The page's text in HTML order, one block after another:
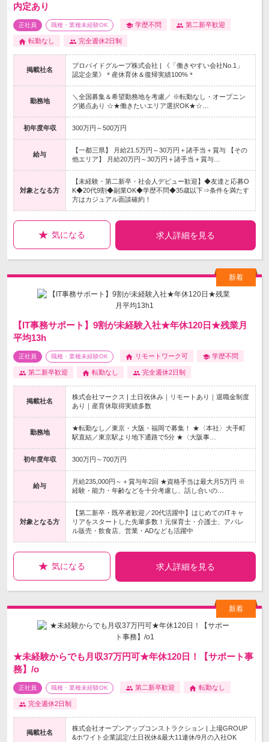
内定あり
正社員 職種・業種未経験OK 学歴不問 第二新卒歓迎
転勤なし 完全週休2日制
掲載社名
プロバイドグループ株式会社 | 《「働きやすい会社No.1」
認定企業》＊産休育休＆復帰実績100%＊
勤務地
＼全国募集＆希望勤務地を考慮／ ※転勤なし・オープニン
グ拠点あり ☆★働きたいエリア選択OK★☆…
初年度年収 300万円～500万円
給与
【一都三県】 月給21.5万円～30万円＋諸手当＋賞与 【その
他エリア】 月給20万円～30万円＋諸手当＋賞与…
対象となる方
【未経験・第二新卒・社会人デビュー歓迎】◆友達と応募O
K◆20代9割◆副業OK◆学歴不問◆35歳以下⇒条件を満たす
方はカジュアル面談確約！
気になる 求人詳細を見る
【IT事務サポート】9割が未経験入社★年休120日★残業月
平均13h
正社員 職種・業種未経験OK リモートワーク可 学歴不問
第二新卒歓迎 転勤なし 完全週休2日制
掲載社名
株式会社マークス | 土日祝休み｜リモートあり｜退職金制度
あり｜産育休取得実績多数
勤務地
★転勤なし／東京・大阪・福岡で募集！ ★〈本社〉大手町
駅直結／東京駅より地下通路で5分 ★〈大阪事…
初年度年収 300万円～700万円
給与
月給235,000円～＋賞与年2回 ★資格手当は最大月5万円 ※
経験・能力・年齢などを十分考慮し、話し合いの…
対象となる方
【第二新卒・既卒者歓迎／20代活躍中】はじめてのITキャ
リアをスタートした先輩多数！元保育士・介護士、アパレ
ル販売・飲食店、営業・ADなども活躍中
気になる 求人詳細を見る
★未経験からでも月収37万円可★年休120日！【サポート事
務】/o
正社員 職種・業種未経験OK 第二新卒歓迎 転勤なし
完全週休2日制
掲載社名
株式会社オープンアップコンストラクション | 上場GROUP
&ホワイト企業認定/土日祝休&最大11連休/9月の入社OK